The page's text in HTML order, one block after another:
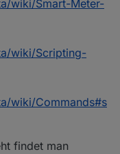
wiki/Smart-Meter-
wiki/Scripting-
wiki/Commands#s
findet man